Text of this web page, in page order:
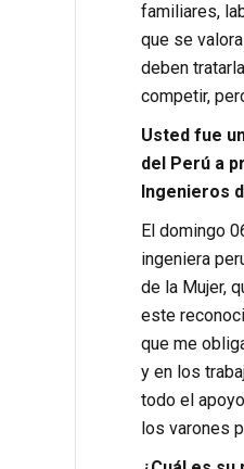
familiares,
que se
deben
competir,
Usted fue
del Perú a
Ingenieros
El domingo
ingeniera
de la Mujer,
este
que me
y en los
todo el
los varones